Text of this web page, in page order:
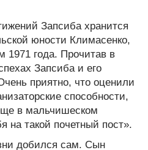
Запсиба хранится
юности Климасенко,
1971 года. Прочитав в
Запсиба и его
приятно, что оценили
способности,
в мальчишеском
на такой почетный пост».
добился сам. Сын